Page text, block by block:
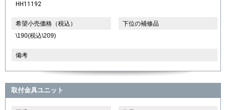
HH11192
希望小売価格（税込）
\190(税込\209)
下位の補修品
備考
取付金具ユニット